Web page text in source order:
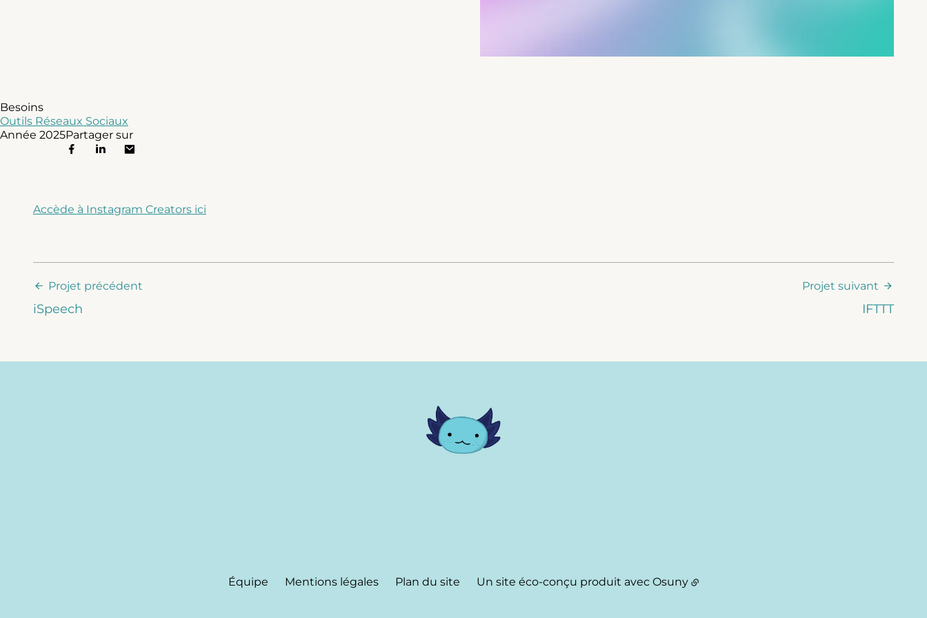
Besoins
Outils Réseaux Sociaux
Année 2025Partager sur
Accède à Instagram Creators ici
Projet précédent
iSpeech
Projet suivant
IFTTT
Équipe Mentions légales Plan du site Un site éco-conçu produit avec Osuny